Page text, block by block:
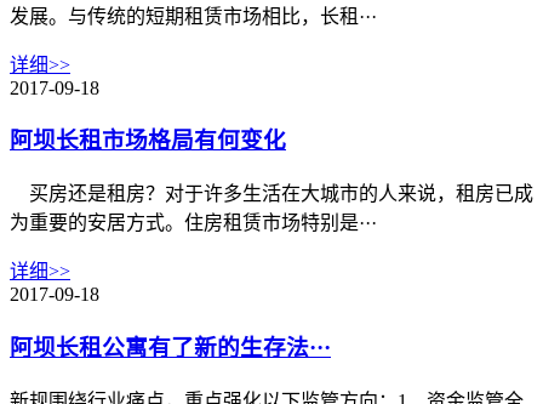
发展。与传统的短期租赁市场相比，长租···
详细>>
2017-09-18
阿坝长租市场格局有何变化
买房还是租房？对于许多生活在大城市的人来说，租房已成
为重要的安居方式。住房租赁市场特别是···
详细>>
2017-09-18
阿坝长租公寓有了新的生存法···